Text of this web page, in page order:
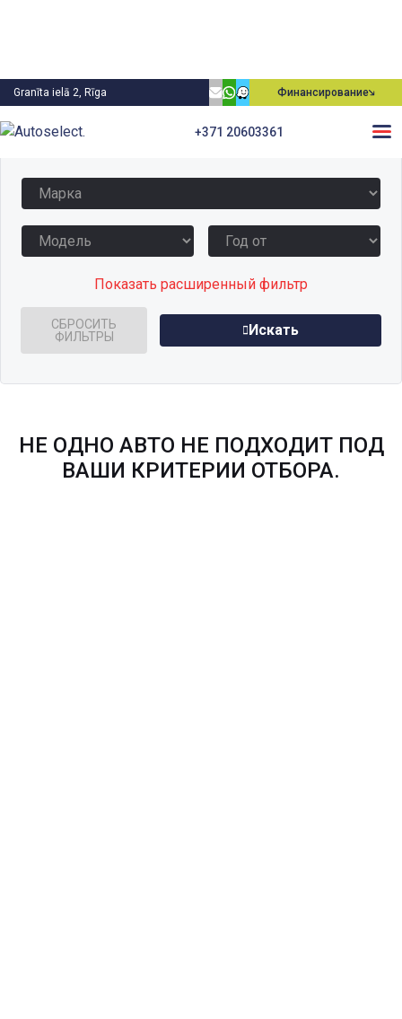
Granīta ielā 2, Rīga Финансирование
+371 20603361
Показать расширенный фильтр
СБРОСИТЬ
ФИЛЬТРЫ
Искать
НЕ ОДНО АВТО НЕ ПОДХОДИТ ПОД
ВАШИ КРИТЕРИИ ОТБОРА.